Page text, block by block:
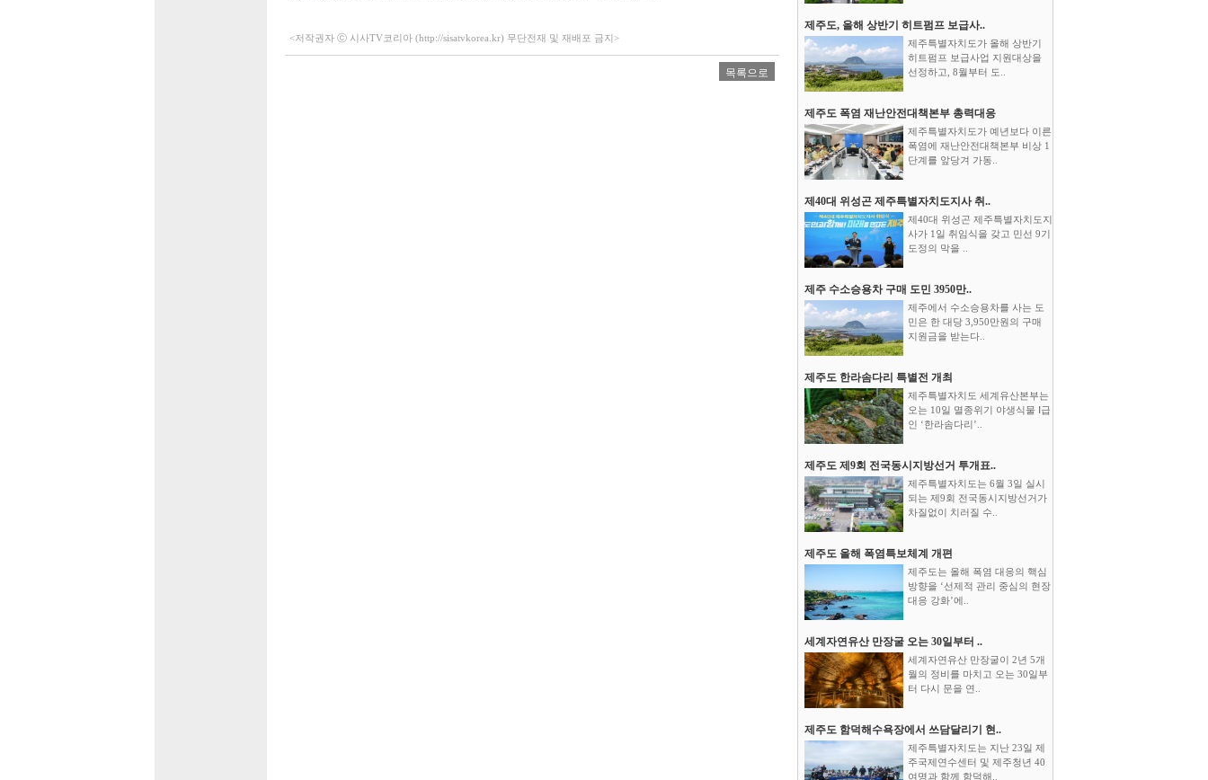
<저작권자 ⓒ 시사TV코리아 (http://sisatvkorea.kr) 무단전재 및 재배포 금지>
목록으로
제주도, 올해 상반기 히트펌프 보급사..
제주특별자치도가 올해 상반기
히트펌프 보급사업 지원대상을
선정하고, 8월부터 도..
제주도 폭염 재난안전대책본부 총력대응
제주특별자치도가 예년보다 이른
폭염에 재난안전대책본부 비상 1
단계를 앞당겨 가동..
제40대 위성곤 제주특별자치도지사 취..
제40대 위성곤 제주특별자치도지
사가 1일 취임식을 갖고 민선 9기
도정의 막을 ..
제주 수소승용차 구매 도민 3950만..
제주에서 수소승용차를 사는 도
민은 한 대당 3,950만원의 구매
지원금을 받는다..
제주도 한라솜다리 특별전 개최
제주특별자치도 세계유산본부는
오는 10일 멸종위기 야생식물 Ⅰ급
인 ‘한라솜다리’..
제주도 제9회 전국동시지방선거 투개표..
제주특별자치도는 6월 3일 실시
되는 제9회 전국동시지방선거가
차질없이 치러질 수..
제주도 올해 폭염특보체계 개편
제주도는 올해 폭염 대응의 핵심
방향을 ‘선제적 관리 중심의 현장
대응 강화’에..
세계자연유산 만장굴 오는 30일부터 ..
세계자연유산 만장굴이 2년 5개
월의 정비를 마치고 오는 30일부
터 다시 문을 연..
제주도 함덕해수욕장에서 쓰담달리기 현..
제주특별자치도는 지난 23일 제
주국제연수센터 및 제주청년 40
여명과 함께 함덕해..